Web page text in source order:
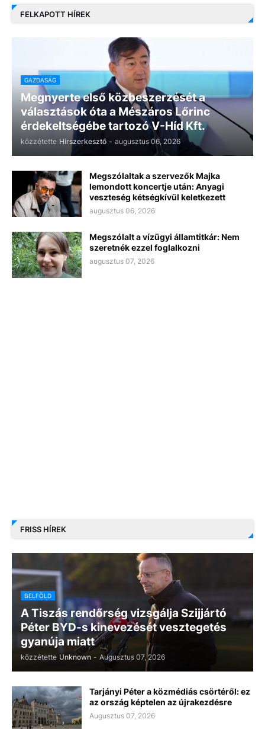
FELKAPOTT HÍREK
GAZDASÁG
Megnyerte első közbeszerzését a
választások óta a Mészáros Lőrinc
érdekeltségébe tartozó V-Híd Kft.
közzétette Hírszerkesztő - augusztus 06, 2026
Megszólaltak a szervezők Majka
lemondott koncertje után: Anyagi
veszteség kétségkívül keletkezett
augusztus 06, 2026
Megszólalt a vízügyi államtitkár: Nem
szeretnék ezzel foglalkozni
augusztus 07, 2026
FRISS HÍREK
BELFÖLD
A Tiszás rendőrség vizsgálja Szijjártó
Péter BYD-s kinevezését vesztegetés
gyanúja miatt
közzétette Unknown - Augusztus 07, 2026
Tarjányi Péter a közmédiás csörtéről: ez
az ország képtelen az újrakezdésre
Augusztus 07, 2026